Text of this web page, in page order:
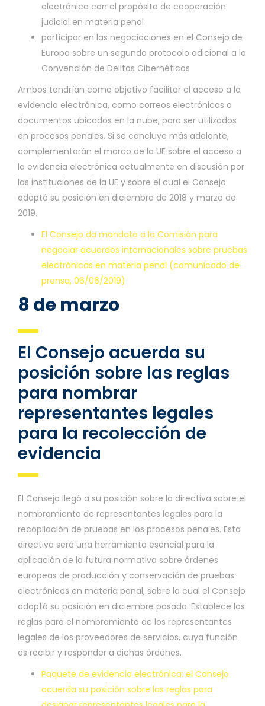
electrónica con el propósito de cooperación
judicial en materia penal
participar en las negociaciones en el Consejo de
Europa sobre un segundo protocolo adicional a la
Convención de Delitos Cibernéticos
Ambos tendrían como objetivo facilitar el acceso a la
evidencia electrónica, como correos electrónicos o
documentos ubicados en la nube, para ser utilizados
en procesos penales. Si se concluye más adelante,
complementarán el marco de la UE sobre el acceso a
la evidencia electrónica actualmente en discusión por
las instituciones de la UE y sobre el cual el Consejo
adoptó su posición en diciembre de 2018 y marzo de
2019.
El Consejo da mandato a la Comisión para
negociar acuerdos internacionales sobre pruebas
electrónicas en materia penal (comunicado de
prensa, 06/06/2019)
8 de marzo
El Consejo acuerda su
posición sobre las reglas
para nombrar
representantes legales
para la recolección de
evidencia
El Consejo llegó a su posición sobre la directiva sobre el
nombramiento de representantes legales para la
recopilación de pruebas en los procesos penales. Esta
directiva será una herramienta esencial para la
aplicación de la futura normativa sobre órdenes
europeas de producción y conservación de pruebas
electrónicas en materia penal, sobre la cual el Consejo
adoptó su posición en diciembre pasado. Establece las
reglas para el nombramiento de los representantes
legales de los proveedores de servicios, cuya función
es recibir y responder a dichas órdenes.
Paquete de evidencia electrónica: el Consejo
acuerda su posición sobre las reglas para